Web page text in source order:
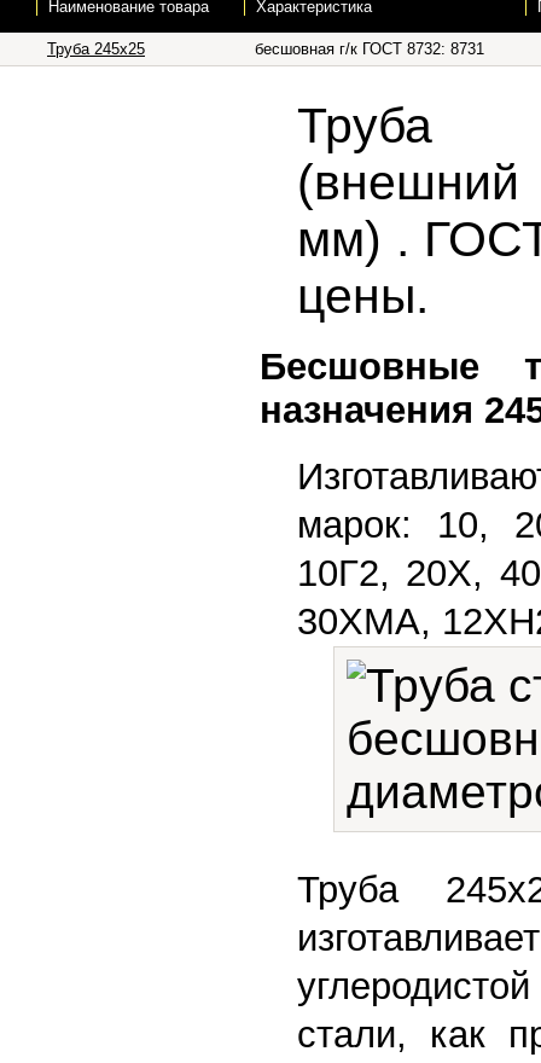
Наименование товара Характеристика
Труба 245х25 бесшовная г/к ГОСТ 8732: 8731
Труба
мм) .
цены.
Бесшовные
назначения
марок: 10,
10Г2, 20Х,
30ХМА,
Труба
стали, как